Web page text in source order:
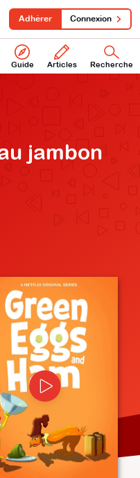
Guide Articles Recherche
Adhérer Connexion
jambon